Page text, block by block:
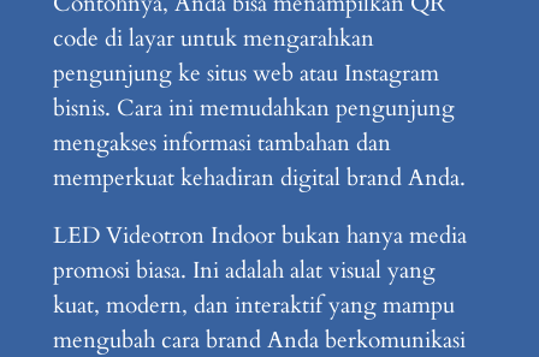
code di layar untuk mengarahkan
pengunjung ke situs web atau Instagram
bisnis. Cara ini memudahkan pengunjung
mengakses informasi tambahan dan
memperkuat kehadiran digital brand Anda.
LED Videotron Indoor bukan hanya media
promosi biasa. Ini adalah alat visual yang
kuat, modern, dan interaktif yang mampu
mengubah cara brand Anda berkomunikasi